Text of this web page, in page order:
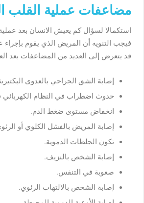
مضاعفات عملية القلب
استكمالا لسؤال كم يعيش الانسان بعد
فيجب التنويه أن المريض الذي يقوم بإجراء
قد يتعرض إلى العديد من المضاعفات بعد
إصابة الشق الجراحي بالعدوى
حدوث اضطراب في النظام الكهربائي
انخفاض مستوى ضغط الدم.
إصابة المريض بالفشل الكلوي أو
تكون الجلطات الدموية.
إصابة الشخص بالنزيف.
صعوبة في التنفس.
إصابة الشخص بالالتهاب الرئوي.